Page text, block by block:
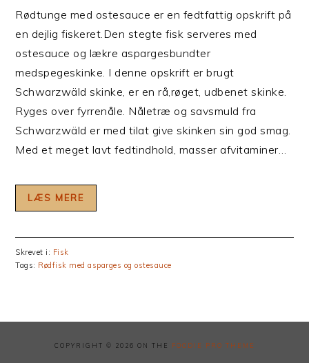
Rødtunge med ostesauce er en fedtfattig opskrift på
en dejlig fiskeret.Den stegte fisk serveres med
ostesauce og lækre aspargesbundter
medspegeskinke. I denne opskrift er brugt
Schwarzwäld skinke, er en rå,røget, udbenet skinke.
Ryges over fyrrenåle. Nåletræ og savsmuld fra
Schwarzwäld er med tilat give skinken sin god smag.
Med et meget lavt fedtindhold, masser afvitaminer…
LÆS MERE
Skrevet i: Fisk
Tags: Rødfisk med asparges og ostesauce
COPYRIGHT © 2026 ON THE FOODIE PRO THEME